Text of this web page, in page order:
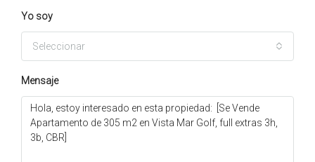
Yo soy
Seleccionar
Mensaje